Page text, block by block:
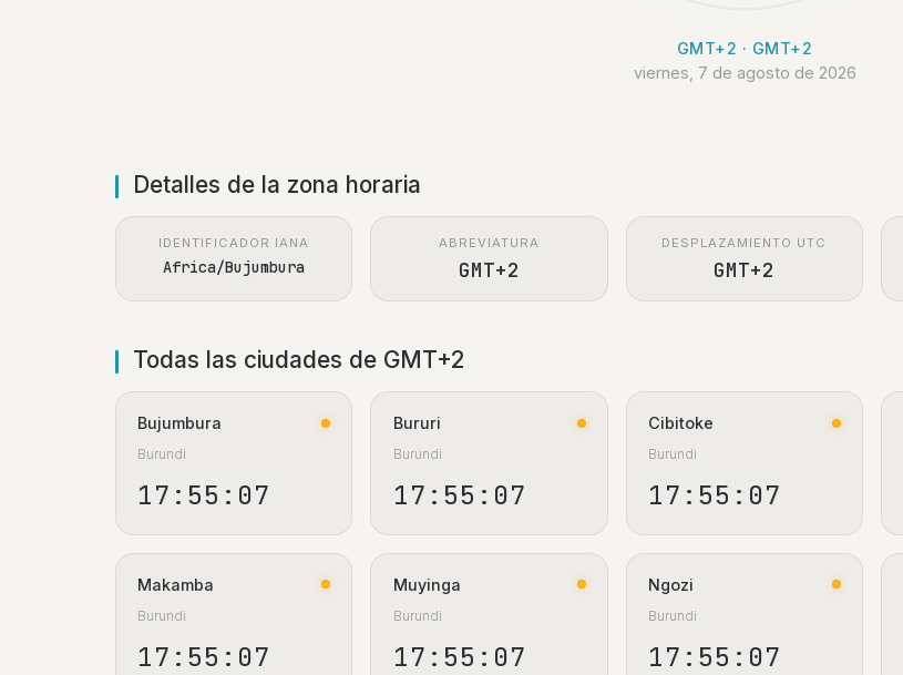
GMT+2 · GMT+2
viernes, 7 de agosto de 2026
Detalles de la zona horaria
IDENTIFICADOR IANA
Africa/Bujumbura
ABREVIATURA
GMT+2
DESPLAZAMIENTO UTC
GMT+2
Todas las ciudades de GMT+2
Bujumbura
Burundi
17:55:08
Bururi
Burundi
17:55:08
Cibitoke
Burundi
17:55:08
Makamba
Burundi
17:55:08
Muyinga
Burundi
17:55:08
Ngozi
Burundi
17:55:08